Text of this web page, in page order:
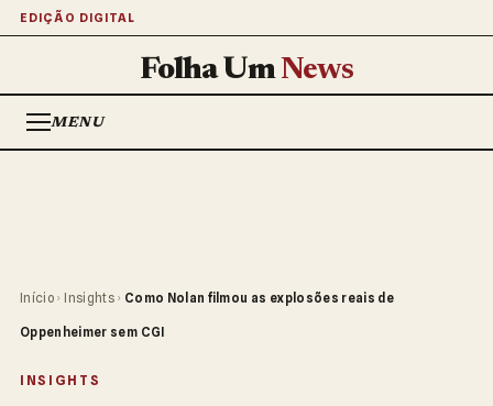
EDIÇÃO DIGITAL
Folha UmNews
MENU
Início › Insights › Como Nolan filmou as explosões reais de
Oppenheimer sem CGI
INSIGHTS